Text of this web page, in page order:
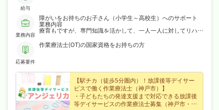
給与
業務内容
障がいをお持ちのお子さん（小学生～高校生）へのサポート
業務内容
療育もですが、専門知識を活かして、一人一人に対してリハビ
今までのご経験を活かして子供たちと触れ合ってみませんか～
応募要件
作業療法士(OT)の国家資格をお持ちの方
【駅チカ（徒歩5分圏内）！放課後等デイサー
ビスで働く作業療法士（神戸市）】
・子どもたちの発達支援まで対応できる放課後
等デイサービスの作業療法士募集（神戸市・春